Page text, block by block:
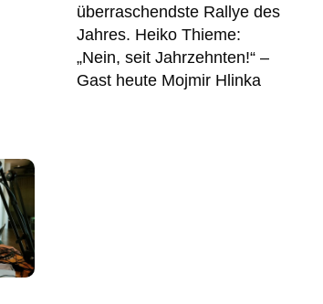
überraschendste Rallye des
Jahres. Heiko Thieme:
„Nein, seit Jahrzehnten!“ –
Gast heute Mojmir Hlinka